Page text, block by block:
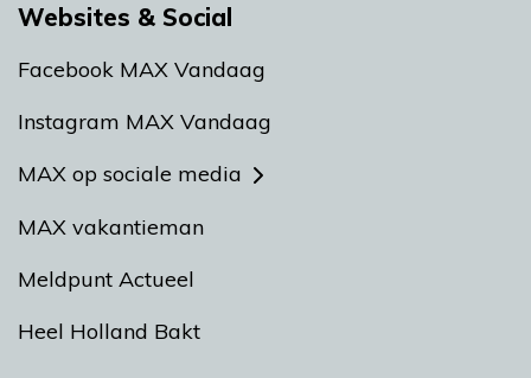
Websites & Social
Facebook MAX Vandaag
Instagram MAX Vandaag
MAX op sociale media
MAX vakantieman
Meldpunt Actueel
Heel Holland Bakt